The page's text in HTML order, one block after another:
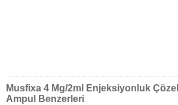
Musfixa 4 Mg/2ml Enjeksiyonluk
Ampul Benzerleri